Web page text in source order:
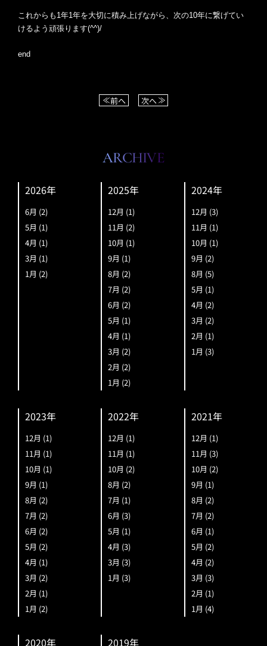
これからも1年1年を大切に積み上げながら、次の10年に繋げてい
けるよう頑張ります(^^)/
end
前へ 次へ
ARCHIVE
2026年
6月 (2)
5月 (1)
4月 (1)
3月 (1)
1月 (2)
2025年
12月 (1)
11月 (2)
10月 (1)
9月 (1)
8月 (2)
7月 (2)
6月 (2)
5月 (1)
4月 (1)
3月 (2)
2月 (2)
1月 (2)
2024年
12月 (3)
11月 (1)
10月 (1)
9月 (2)
8月 (5)
5月 (1)
4月 (2)
3月 (2)
2月 (1)
1月 (3)
2023年
12月 (1)
11月 (1)
10月 (1)
9月 (1)
8月 (2)
7月 (2)
6月 (2)
5月 (2)
4月 (1)
3月 (2)
2月 (1)
1月 (2)
2022年
12月 (1)
11月 (1)
10月 (2)
8月 (2)
7月 (1)
6月 (3)
5月 (1)
4月 (3)
3月 (3)
1月 (3)
2021年
12月 (1)
11月 (3)
10月 (2)
9月 (1)
8月 (2)
7月 (2)
6月 (1)
5月 (2)
4月 (2)
3月 (3)
2月 (1)
1月 (4)
2020年 2019年